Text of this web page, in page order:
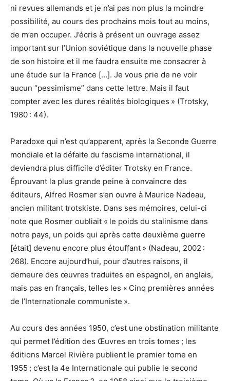
ni revues allemands et je n’ai pas non plus la moindre
possibilité, au cours des prochains mois tout au moins,
de m’en occuper. J’écris à présent un ouvrage assez
important sur l’Union soviétique dans la nouvelle phase
de son histoire et il me faudra ensuite me consacrer à
une étude sur la France […]. Je vous prie de ne voir
aucun “pessimisme” dans cette lettre. Mais il faut
compter avec les dures réalités biologiques » (Trotsky,
1980 : 44).
Paradoxe qui n’est qu’apparent, après la Seconde Guerre
mondiale et la défaite du fascisme international, il
deviendra plus difficile d’éditer Trotsky en France.
Éprouvant la plus grande peine à convaincre des
éditeurs, Alfred Rosmer s’en ouvre à Maurice Nadeau,
ancien militant trotskiste. Dans ses mémoires, celui-ci
note que Rosmer oubliait « le poids du stalinisme dans
notre pays, un poids qui après cette deuxième guerre
[était] devenu encore plus étouffant » (Nadeau, 2002 :
268). Encore aujourd’hui, pour d’autres raisons, il
demeure des œuvres traduites en espagnol, en anglais,
mais pas en français, telles les « Cinq premières années
de l’Internationale communiste ».
Au cours des années 1950, c’est une obstination militante
qui permet l’édition des Œuvres en trois tomes ; les
éditions Marcel Rivière publient le premier tome en
1955 ; c’est la 4e Internationale qui publie le second